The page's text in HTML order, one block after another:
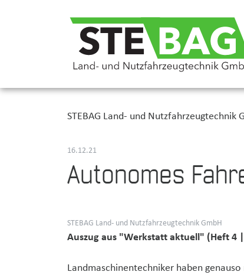
STEBAG Land- und Nutzfahrzeugtechnik
16.12.21
Autonomes
STEBAG Land- und Nutzfahrzeugtechnik GmbH
Auszug aus "Werkstatt aktuell" (Heft 4
Landmaschinentechniker haben